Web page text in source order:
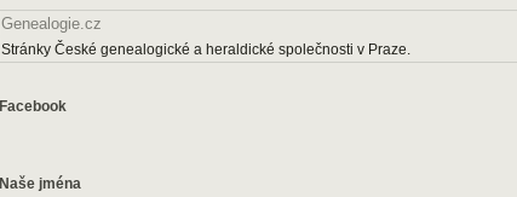
Genealogie.cz
Stránky České genealogické a heraldické společnosti v Praze.
Facebook
Naše jména